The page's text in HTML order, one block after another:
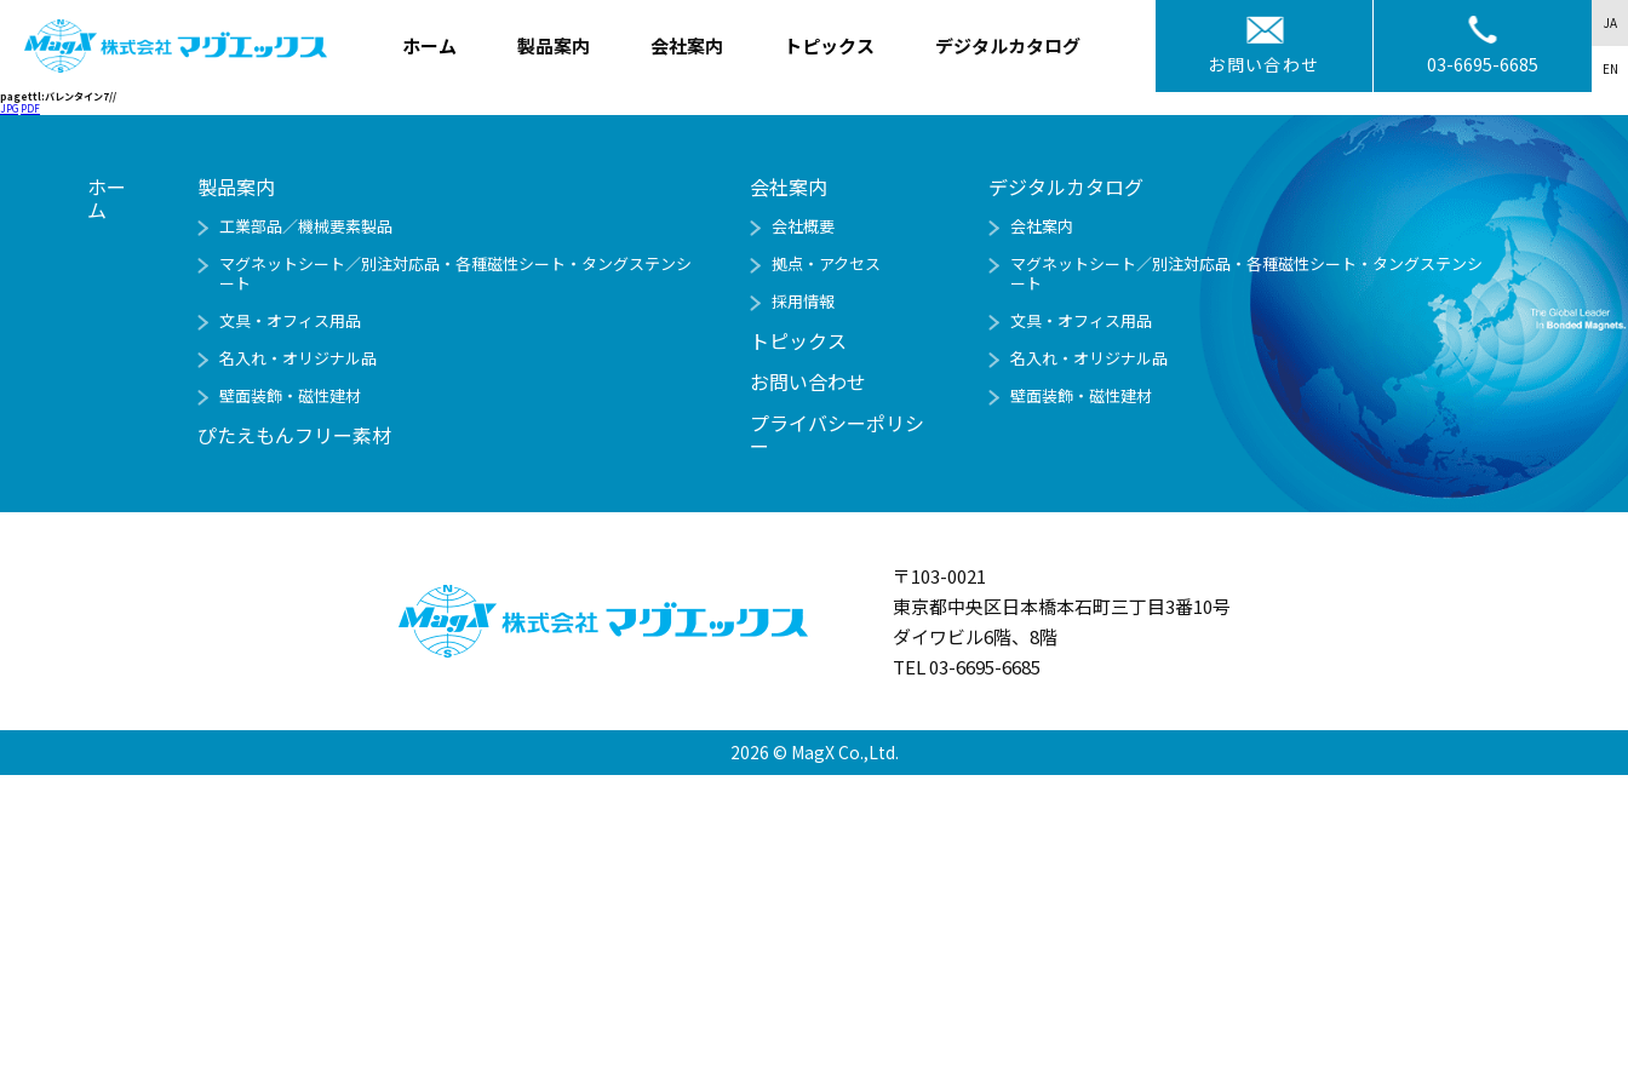
ホーム 製品案内 会社案内 トピックス デジタルカタログ
お問い合わせ 03-6695-6685 EN
JA
pagettl:バレンタイン7//
JPG PDF
ホー
ム
製品案内
工業部品／機械要素製品
マグネットシート／別注対応品・各種磁性シート・タングステンシ
ート
文具・オフィス用品
名入れ・オリジナル品
壁面装飾・磁性建材
ぴたえもんフリー素材
会社案内
会社概要
拠点・アクセス
採用情報
トピックス
お問い合わせ
プライバシーポリシ
ー
デジタルカタログ
会社案内
マグネットシート／別注対応品・各種磁性シート・タングステンシ
ート
文具・オフィス用品
名入れ・オリジナル品
壁面装飾・磁性建材
〒103-0021
東京都中央区日本橋本石町三丁目3番10号
ダイワビル6階、8階
TEL 03-6695-6685
2026 © MagX Co.,Ltd.